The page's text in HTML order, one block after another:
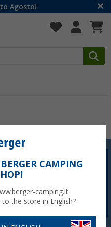
Agosto!
non è attualmente
problema il prima possibile.
CAMPING
camping.it.
the store in English?